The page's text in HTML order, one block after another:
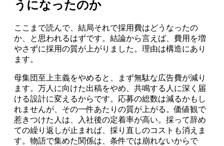
うになったのか
ここまで読んで、結局それで採用費はどうなったの
か、と思われるはずです。結論から言えば、費用を増
やさずに採用の質が上がりました。理由は構造にあり
ます。
母集団至上主義をやめると、まず無駄な広告費が減り
ます。万人に向けた出稿をやめ、共鳴する人に深く届
ける設計に変えるからです。応募の総数は減るかもし
れませんが、その一件あたりの質が上がる。価値観で
惹きつけた人は、入社後の定着率が高い。採って辞め
ての繰り返しが止まれば、採り直しのコストも消えま
す。物語で集めた関係は、条件では崩れないからで